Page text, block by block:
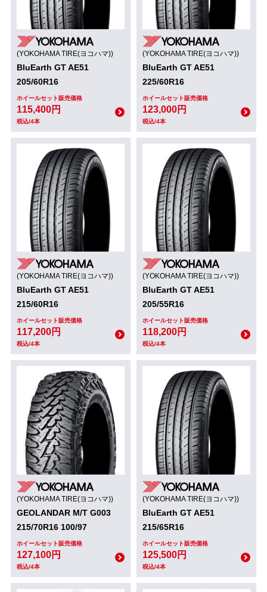
(YOKOHAMA TIRE(ヨコハマ))
BluEarth GT AE51
205/60R16
ホイールセット販売価格
115,400円
税込/4本
(YOKOHAMA TIRE(ヨコハマ))
BluEarth GT AE51
225/60R16
ホイールセット販売価格
123,000円
税込/4本
(YOKOHAMA TIRE(ヨコハマ))
BluEarth GT AE51
215/60R16
ホイールセット販売価格
117,200円
税込/4本
(YOKOHAMA TIRE(ヨコハマ))
BluEarth GT AE51
205/55R16
ホイールセット販売価格
118,200円
税込/4本
(YOKOHAMA TIRE(ヨコハマ))
GEOLANDAR M/T G003
215/70R16 100/97
ホイールセット販売価格
127,100円
税込/4本
(YOKOHAMA TIRE(ヨコハマ))
BluEarth GT AE51
215/65R16
ホイールセット販売価格
125,500円
税込/4本